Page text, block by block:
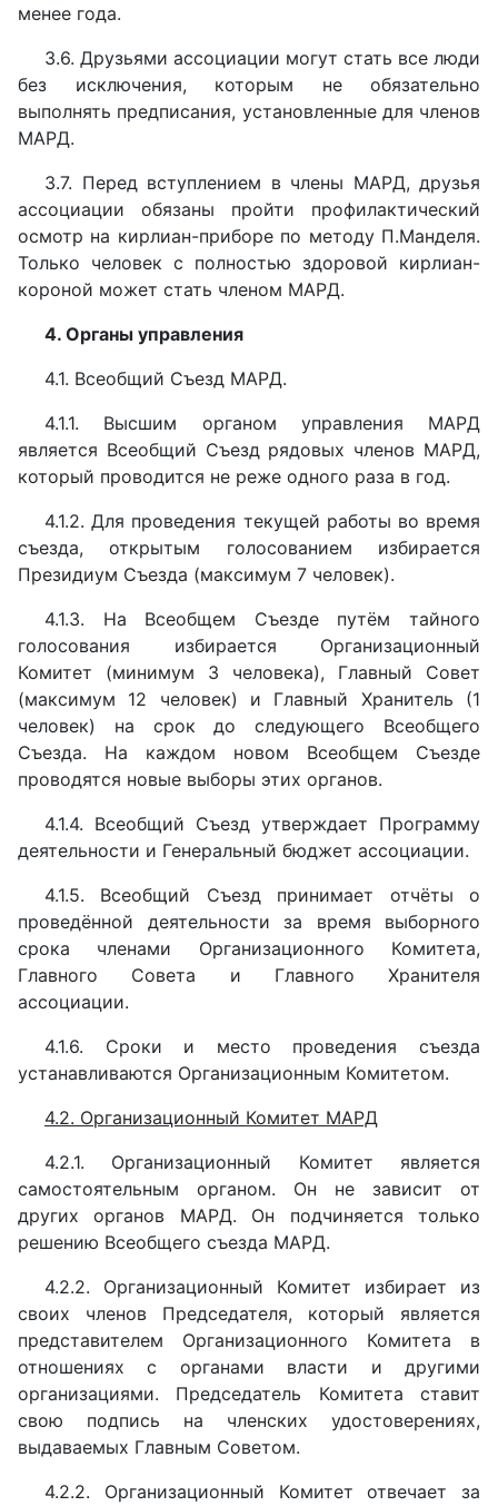
менее года.
3.6. Друзьями ассоциации могут стать все люди
без исключения, которым не обязательно
выполнять предписания, установленные для членов
МАРД.
3.7. Перед вступлением в члены МАРД, друзья
ассоциации обязаны пройти профилактический
осмотр на кирлиан-приборе по методу П.Манделя.
Только человек с полностью здоровой кирлиан-
короной может стать членом МАРД.
4. Органы управления
4.1. Всеобщий Съезд МАРД.
4.1.1. Высшим органом управления МАРД
является Всеобщий Съезд рядовых членов МАРД,
который проводится не реже одного раза в год.
4.1.2. Для проведения текущей работы во время
съезда, открытым голосованием избирается
Президиум Съезда (максимум 7 человек).
4.1.3. На Всеобщем Съезде путём тайного
голосования избирается Организационный
Комитет (минимум 3 человека), Главный Совет
(максимум 12 человек) и Главный Хранитель (1
человек) на срок до следующего Всеобщего
Съезда. На каждом новом Всеобщем Съезде
проводятся новые выборы этих органов.
4.1.4. Всеобщий Съезд утверждает Программу
деятельности и Генеральный бюджет ассоциации.
4.1.5. Всеобщий Съезд принимает отчёты о
проведённой деятельности за время выборного
срока членами Организационного Комитета,
Главного Совета и Главного Хранителя
ассоциации.
4.1.6. Сроки и место проведения съезда
устанавливаются Организационным Комитетом.
4.2. Организационный Комитет МАРД
4.2.1. Организационный Комитет является
самостоятельным органом. Он не зависит от
других органов МАРД. Он подчиняется только
решению Всеобщего съезда МАРД.
4.2.2. Организационный Комитет избирает из
своих членов Председателя, который является
представителем Организационного Комитета в
отношениях с органами власти и другими
организациями. Председатель Комитета ставит
свою подпись на членских удостоверениях,
выдаваемых Главным Советом.
4.2.2. Организационный Комитет отвечает за